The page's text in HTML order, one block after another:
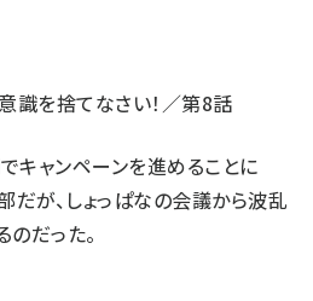
識を捨てなさい！／第8話
キャンペーンを進めることに
だが、しょっぱなの会議から波乱
だった。